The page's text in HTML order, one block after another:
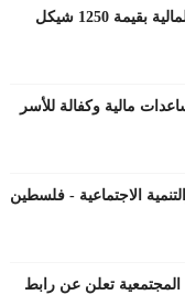
1250 شيكل
مالية وكفالة للأسر
الاجتماعية - فلسطين
المجتمعية تعلن عن رابط